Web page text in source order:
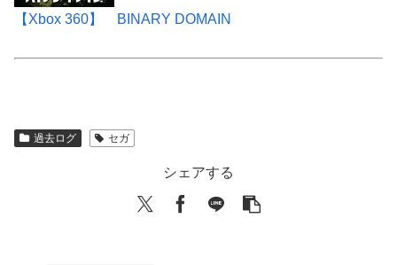
【Xbox 360】 BINARY DOMAIN
過去ログ セガ
シェアする